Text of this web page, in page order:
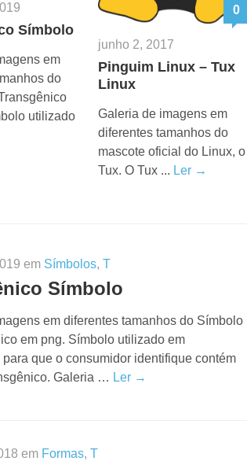
Símbolo
em
do
utilizado
0
junho 2, 2017
Pinguim Linux – Tux
Linux
Galeria de imagens em
diferentes tamanhos do
mascote oficial do Linux, o
Tux. O Tux ... Ler →
em Símbolos, T
Símbolo
em diferentes tamanhos do Símbolo
em png. Símbolo utilizado em
que o consumidor identifique contém
Galeria … Ler →
em Formas, T